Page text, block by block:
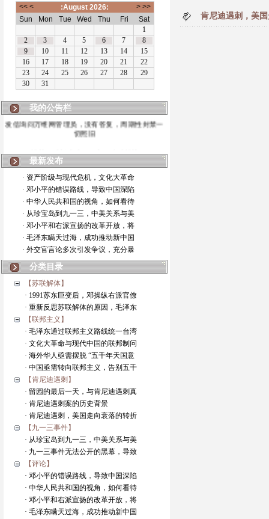
我的公告栏
发信询问万维网管理员，没有答复，周期性封禁一
切照旧
第三次封禁的情况
此前两次封禁的情况
本博客暂停更新
最新发布
· 资产阶级与现代危机，文化大革命
· 邓小平的错误路线，导致中国深陷
· 中华人民共和国的视角，如何看待
· 从珍宝岛到九一三，中美关系与美
· 邓小平和右派宣扬的改革开放，将
· 毛泽东瞒天过海，成功推动新中国
· 外交官言论多次引发争议，充分暴
分类目录
【苏联解体】
· 1991苏东巨变后，邓操纵右派官僚
· 重新反思苏联解体的原因，毛泽东
【联邦主义】
· 毛泽东通过联邦主义路线统一台湾
· 文化大革命与现代中国的联邦制问
· 海外华人亟需摆脱 “五千年天国意
· 中国亟需转向联邦主义，告别五千
【肯尼迪遇刺】
· 留园的最后一天，与肯尼迪遇刺真
· 肯尼迪遇刺案的历史背景
· 肯尼迪遇刺，美国走向衰落的转折
【九一三事件】
· 从珍宝岛到九一三，中美关系与美
· 九一三事件无法公开的黑幕，导致
【评论】
· 邓小平的错误路线，导致中国深陷
· 中华人民共和国的视角，如何看待
· 邓小平和右派宣扬的改革开放，将
· 毛泽东瞒天过海，成功推动新中国
肯尼迪遇刺，美